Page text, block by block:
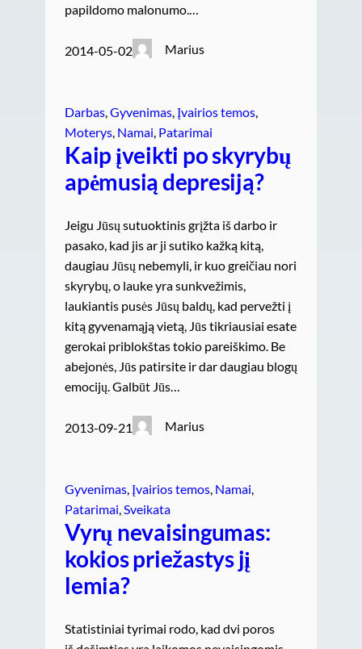
papildomo malonumo.…
2014-05-02 Marius
Darbas, Gyvenimas, Įvairios temos
Moterys, Namai, Patarimai
Kaip įveikti po skyrybų
apėmusią depresiją?
Jeigu Jūsų sutuoktinis grįžta iš darbo ir
pasako, kad jis ar ji sutiko kažką kitą,
daugiau Jūsų nebemyli, ir kuo greičiau nori
skyrybų, o lauke yra sunkvežimis,
laukiantis pusės Jūsų baldų, kad pervežti į
kitą gyvenamąją vietą, Jūs tikriausiai esate
gerokai priblokštas tokio pareiškimo. Be
abejonės, Jūs patirsite ir dar daugiau blogų
emocijų. Galbūt Jūs…
2013-09-21 Marius
Gyvenimas, Įvairios temos, Namai
Patarimai, Sveikata
Vyrų nevaisingumas:
kokios priežastys jį
lemia?
Statistiniai tyrimai rodo, kad dvi poros